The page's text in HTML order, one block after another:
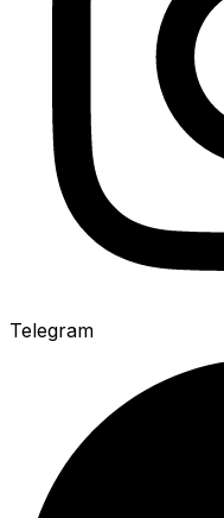
Telegram